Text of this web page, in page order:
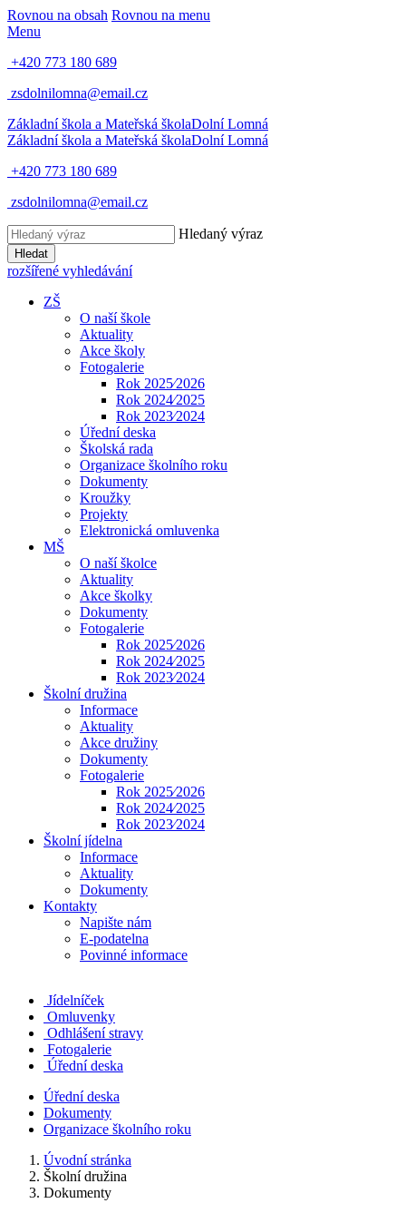
Rovnou na obsah Rovnou na menu
Menu
+420 773 180 689
zsdolnilomna@email.cz
Základní škola a Mateřská školaDolní Lomná
Základní škola a Mateřská školaDolní Lomná
+420 773 180 689
zsdolnilomna@email.cz
Hledaný výraz
Hledat
rozšířené vyhledávání
ZŠ
O naší škole
Aktuality
Akce školy
Fotogalerie
Rok 2025⁄2026
Rok 2024⁄2025
Rok 2023⁄2024
Úřední deska
Školská rada
Organizace školního roku
Dokumenty
Kroužky
Projekty
Elektronická omluvenka
MŠ
O naší školce
Aktuality
Akce školky
Dokumenty
Fotogalerie
Rok 2025⁄2026
Rok 2024⁄2025
Rok 2023⁄2024
Školní družina
Informace
Aktuality
Akce družiny
Dokumenty
Fotogalerie
Rok 2025⁄2026
Rok 2024⁄2025
Rok 2023⁄2024
Školní jídelna
Informace
Aktuality
Dokumenty
Kontakty
Napište nám
E-podatelna
Povinné informace
Jídelníček
Omluvenky
Odhlášení stravy
Fotogalerie
Úřední deska
Úřední deska
Dokumenty
Organizace školního roku
Úvodní stránka
Školní družina
Dokumenty